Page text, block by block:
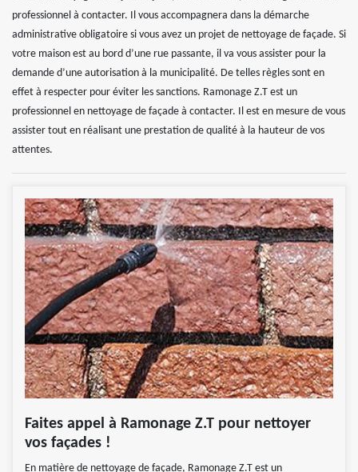
professionnel à contacter. Il vous accompagnera dans la démarche
administrative obligatoire si vous avez un projet de nettoyage de façade. Si
votre maison est au bord d’une rue passante, il va vous assister pour la
demande d’une autorisation à la municipalité. De telles règles sont en
effet à respecter pour éviter les sanctions. Ramonage Z.T est un
professionnel en nettoyage de façade à contacter. Il est en mesure de vous
assister tout en réalisant une prestation de qualité à la hauteur de vos
attentes.
Faites appel à Ramonage Z.T pour nettoyer
vos façades !
En matière de nettoyage de façade, Ramonage Z.T est un